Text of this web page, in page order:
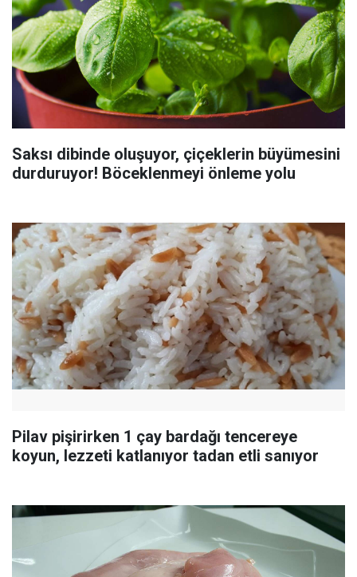
Saksı dibinde oluşuyor, çiçeklerin büyümesini
durduruyor! Böceklenmeyi önleme yolu
Pilav pişirirken 1 çay bardağı tencereye
koyun, lezzeti katlanıyor tadan etli sanıyor